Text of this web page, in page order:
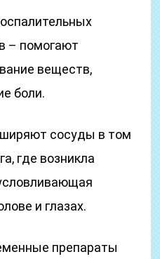
– помогают
веществ,
боли.
сосуды в том
где возникла
и глазах.
препараты